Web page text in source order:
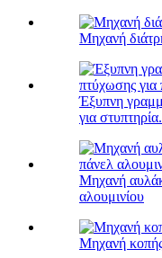
Μηχανή
Έξυπνη
για
Μηχανή
αλουμινίου
Μηχανή